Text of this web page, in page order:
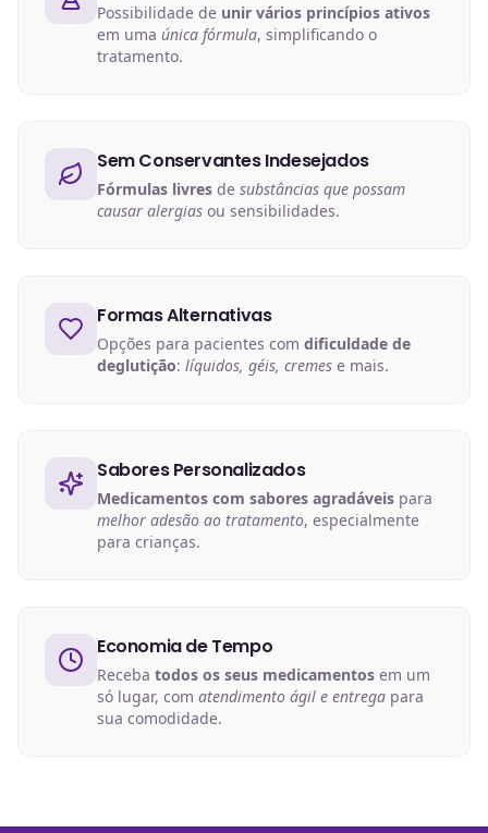
Possibilidade de unir vários princípios ativos
em uma única fórmula, simplificando o
tratamento.
Sem Conservantes Indesejados
Fórmulas livres de substâncias que possam
causar alergias ou sensibilidades.
Formas Alternativas
Opções para pacientes com dificuldade de
deglutição: líquidos, géis, cremes e mais.
Sabores Personalizados
Medicamentos com sabores agradáveis para
melhor adesão ao tratamento, especialmente
para crianças.
Economia de Tempo
Receba todos os seus medicamentos em um
só lugar, com atendimento ágil e entrega para
sua comodidade.